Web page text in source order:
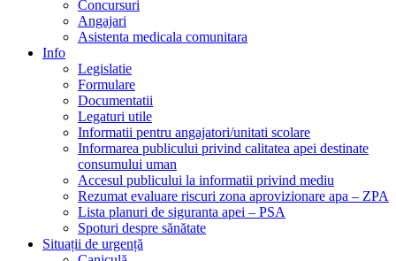
Concursuri
Angajari
Asistenta medicala comunitara
Info
Legislatie
Formulare
Documentatii
Legaturi utile
Informatii pentru angajatori/unitati scolare
Informarea publicului privind calitatea apei destinate
consumului uman
Accesul publicului la informatii privind mediu
Rezumat evaluare riscuri zona aprovizionare apa – ZPA
Lista planuri de siguranta apei – PSA
Spoturi despre sănătate
Situații de urgență